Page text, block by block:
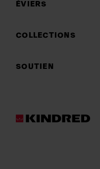
ÉVIERS
COLLECTIONS
SOUTIEN